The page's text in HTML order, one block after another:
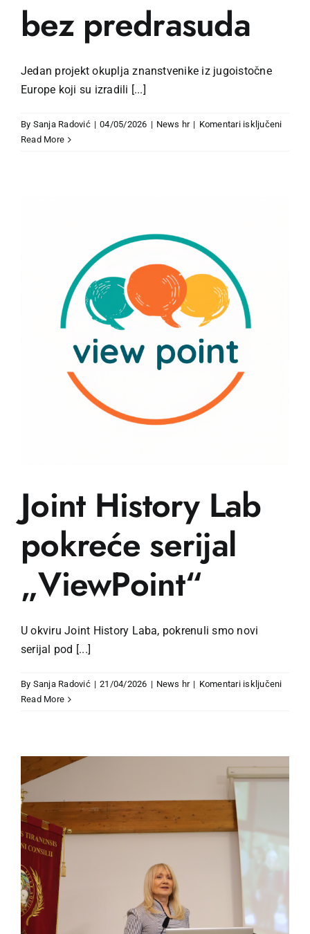
bez predrasuda
Jedan projekt okuplja znanstvenike iz jugoistočne
Europe koji su izradili [...]
By Sanja Radović | 04/05/2026 | News hr | Komentari isključeniza
Read More
Joint History Lab
pokreće serijal
„ViewPoint“
U okviru Joint History Laba, pokrenuli smo novi
serijal pod [...]
By Sanja Radović | 21/04/2026 | News hr | Komentari isključeniza
serijal
Read More